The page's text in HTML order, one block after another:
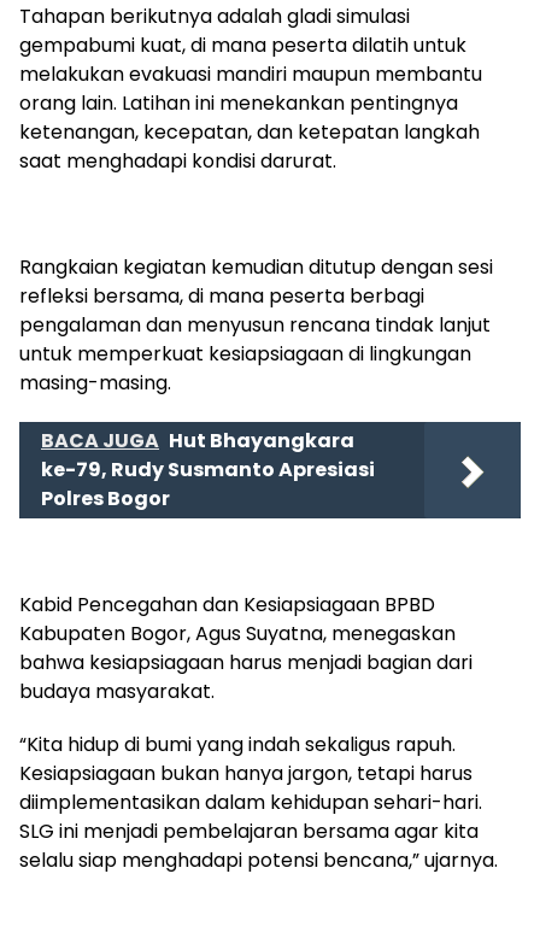
Tahapan berikutnya adalah gladi simulasi
gempabumi kuat, di mana peserta dilatih untuk
melakukan evakuasi mandiri maupun membantu
orang lain. Latihan ini menekankan pentingnya
ketenangan, kecepatan, dan ketepatan langkah
saat menghadapi kondisi darurat.
Rangkaian kegiatan kemudian ditutup dengan sesi
refleksi bersama, di mana peserta berbagi
pengalaman dan menyusun rencana tindak lanjut
untuk memperkuat kesiapsiagaan di lingkungan
masing-masing.
BACA JUGA Hut Bhayangkara
ke-79, Rudy Susmanto Apresiasi
Polres Bogor
Kabid Pencegahan dan Kesiapsiagaan BPBD
Kabupaten Bogor, Agus Suyatna, menegaskan
bahwa kesiapsiagaan harus menjadi bagian dari
budaya masyarakat.
“Kita hidup di bumi yang indah sekaligus rapuh.
Kesiapsiagaan bukan hanya jargon, tetapi harus
diimplementasikan dalam kehidupan sehari-hari.
SLG ini menjadi pembelajaran bersama agar kita
selalu siap menghadapi potensi bencana,” ujarnya.